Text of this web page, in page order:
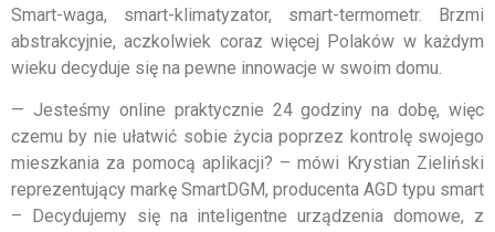
Smart-waga, smart-klimatyzator, smart-termometr. Brzmi
abstrakcyjnie, aczkolwiek coraz więcej Polaków w każdym
wieku decyduje się na pewne innowacje w swoim domu.
— Jesteśmy online praktycznie 24 godziny na dobę, więc
czemu by nie ułatwić sobie życia poprzez kontrolę swojego
mieszkania za pomocą aplikacji? – mówi Krystian Zieliński
reprezentujący markę SmartDGM, producenta AGD typu smart
– Decydujemy się na inteligentne urządzenia domowe, z